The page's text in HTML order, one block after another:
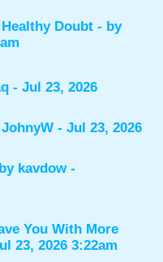
Doubt - by
- Jul 23, 2026
JohnyW - Jul 23, 2026
kavdow-
You With More
23, 2026 3:22am